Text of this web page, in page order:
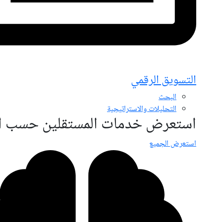
التسويق الرقمي
البحث
التحليلات والاستراتيجية
استعرض خدمات المستقلين حسب
استعرض الجميع